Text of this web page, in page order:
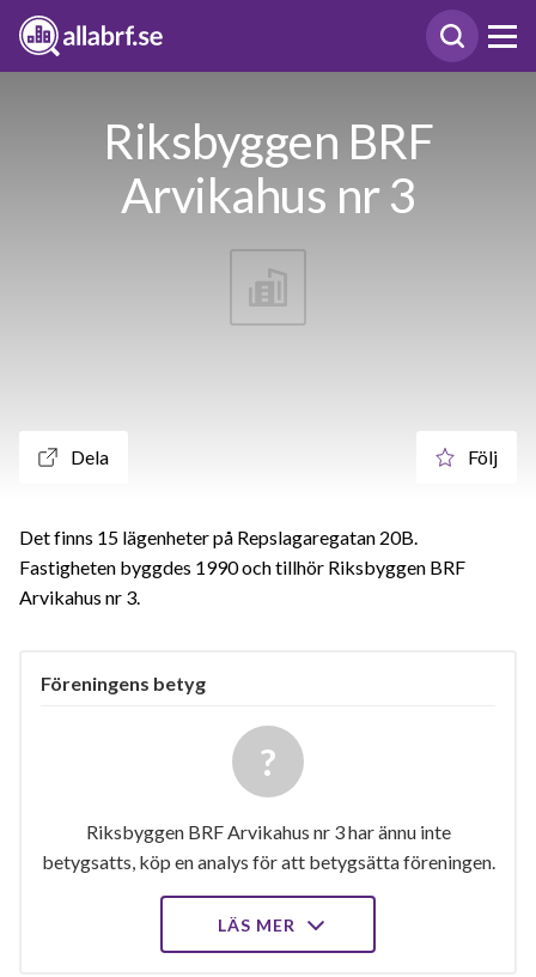
Riksbyggen BRF
Arvikahus nr 3
Dela Följ
Det finns 15 lägenheter på Repslagaregatan 20B.
Fastigheten byggdes 1990 och tillhör Riksbyggen BRF
Arvikahus nr 3.
Föreningens betyg
Riksbyggen BRF Arvikahus nr 3 har ännu inte
betygsatts, köp en analys för att betygsätta föreningen.
LÄS MER